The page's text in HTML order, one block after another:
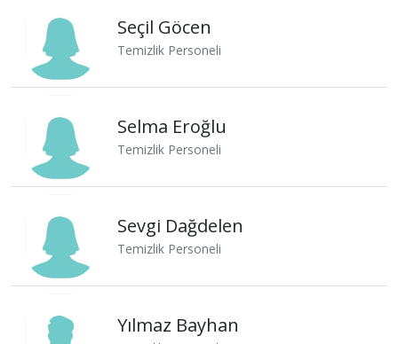
Seçil Göcen
Temizlik Personeli
Selma Eroğlu
Temizlik Personeli
Sevgi Dağdelen
Temizlik Personeli
Yılmaz Bayhan